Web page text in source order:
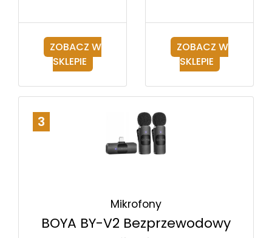
ZOBACZ W
SKLEPIE
ZOBACZ W
SKLEPIE
3
Mikrofony
BOYA BY-V2 Bezprzewodowy